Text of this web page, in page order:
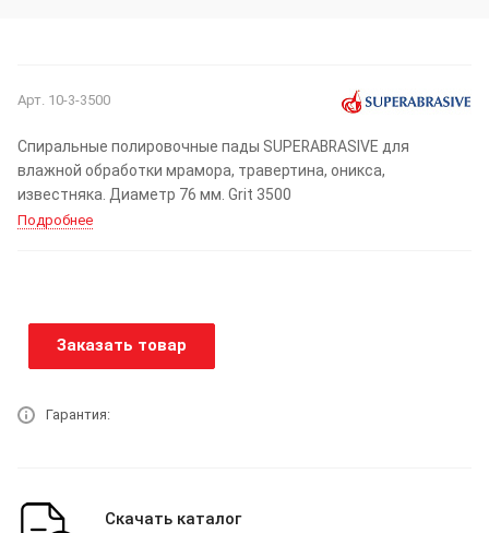
Арт. 10-3-3500
Спиральные полировочные пады SUPERABRASIVE для
влажной обработки мрамора, травертина, оникса,
известняка. Диаметр 76 мм. Grit 3500
Подробнее
Заказать товар
Гарантия:
Скачать каталог